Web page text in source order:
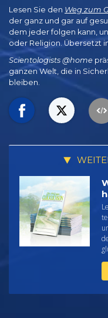
Lesen Sie den Weg zum
der ganz und gar auf
dem jeder folgen kann,
oder Religion. Übersetzt
Scientologists @home
ganzen Welt, die in
bleiben.